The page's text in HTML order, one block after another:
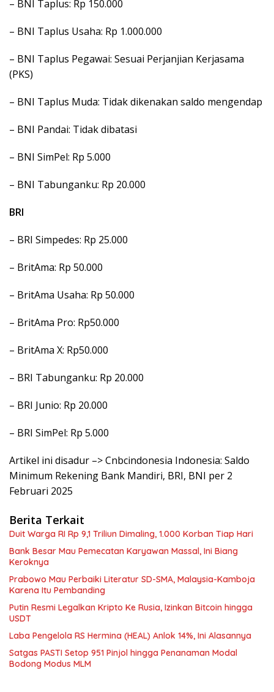
– BNI Taplus: Rp 150.000
– BNI Taplus Usaha: Rp 1.000.000
– BNI Taplus Pegawai: Sesuai Perjanjian Kerjasama
(PKS)
– BNI Taplus Muda: Tidak dikenakan saldo mengendap
– BNI Pandai: Tidak dibatasi
– BNI SimPel: Rp 5.000
– BNI Tabunganku: Rp 20.000
BRI
– BRI Simpedes: Rp 25.000
– BritAma: Rp 50.000
– BritAma Usaha: Rp 50.000
– BritAma Pro: Rp50.000
– BritAma X: Rp50.000
– BRI Tabunganku: Rp 20.000
– BRI Junio: Rp 20.000
– BRI SimPel: Rp 5.000
Artikel ini disadur –> Cnbcindonesia Indonesia: Saldo
Minimum Rekening Bank Mandiri, BRI, BNI per 2
Februari 2025
Berita Terkait
Duit Warga RI Rp 9,1 Triliun Dimaling, 1.000 Korban Tiap Hari
Bank Besar Mau Pemecatan Karyawan Massal, Ini Biang
Keroknya
Prabowo Mau Perbaiki Literatur SD-SMA, Malaysia-Kamboja
Karena Itu Pembanding
Putin Resmi Legalkan Kripto Ke Rusia, Izinkan Bitcoin hingga
USDT
Laba Pengelola RS Hermina (HEAL) Anlok 14%, Ini Alasannya
Satgas PASTI Setop 951 Pinjol hingga Penanaman Modal
Bodong Modus MLM